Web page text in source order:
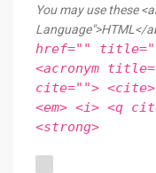
You may use these
Language">HTML</
href=""
<acronym
cite=""> <cite>
<em> <i> <q
<strong>